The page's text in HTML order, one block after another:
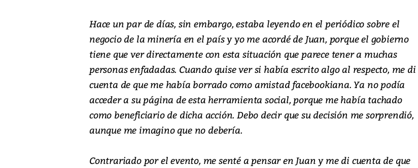
Hace un par de días, sin embargo, estaba leyendo en el periódico sobre el
negocio de la minería en el país y yo me acordé de Juan, porque el gobierno
tiene que ver directamente con esta situación que parece tener a muchas
personas enfadadas. Cuando quise ver si había escrito algo al respecto, me di
cuenta de que me había borrado como amistad facebookiana. Ya no podía
acceder a su página de esta herramienta social, porque me había tachado
como beneficiario de dicha acción. Debo decir que su decisión me sorprendió,
aunque me imagino que no debería.
Contrariado por el evento, me senté a pensar en Juan y me di cuenta de que